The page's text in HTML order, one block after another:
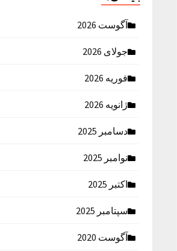
آگوست 2026
جولای 2026
فوریه 2026
ژانویه 2026
دسامبر 2025
نوامبر 2025
اکتبر 2025
سپتامبر 2025
آگوست 2020